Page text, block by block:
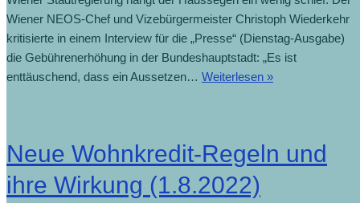
Wiener NEOS-Chef und Vizebürgermeister Christoph Wiederkehr
kritisierte in einem Interview für die „Presse“ (Dienstag-Ausgabe)
die Gebührenerhöhung in der Bundeshauptstadt: „Es ist
enttäuschend, dass ein Aussetzen… Weiterlesen »
Neue Wohnkredit-Regeln und
ihre Wirkung (1.8.2022)